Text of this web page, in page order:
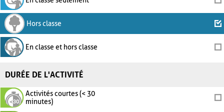
Hors classe
En classe et hors classe
DURÉE DE L'ACTIVITÉ
Activités courtes (< 30
minutes)